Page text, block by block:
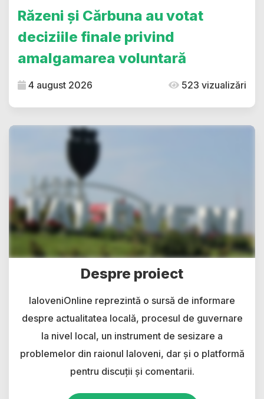
Răzeni și Cărbuna au votat
deciziile finale privind
amalgamarea voluntară
4 august 2026 523 vizualizări
Despre proiect
IaloveniOnline reprezintă o sursă de informare
despre actualitatea locală, procesul de guvernare
la nivel local, un instrument de sesizare a
problemelor din raionul Ialoveni, dar și o platformă
pentru discuții și comentarii.